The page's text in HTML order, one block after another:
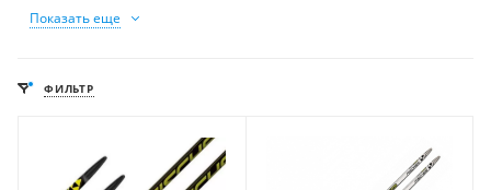
Показать еще
ФИЛЬТР